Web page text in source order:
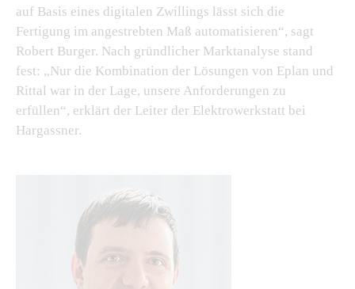
auf Basis eines digitalen Zwillings lässt sich die
Fertigung im angestrebten Maß automatisieren“, sagt
Robert Burger. Nach gründlicher Marktanalyse stand
fest: „Nur die Kombination der Lösungen von Eplan und
Rittal war in der Lage, unsere Anforderungen zu
erfüllen“, erklärt der Leiter der Elektrowerkstatt bei
Hargassner.